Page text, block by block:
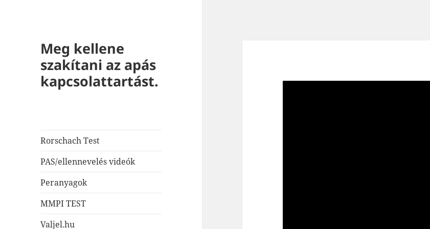
Meg kellene
szakítani az apás
kapcsolattartást.
Rorschach Test
PAS/ellennevelés videók
Peranyagok
MMPI TEST
Valjel.hu